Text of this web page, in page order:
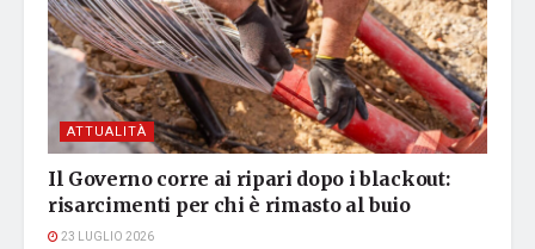
ATTUALITÀ
Il Governo corre ai ripari dopo i blackout:
risarcimenti per chi è rimasto al buio
23 LUGLIO 2026